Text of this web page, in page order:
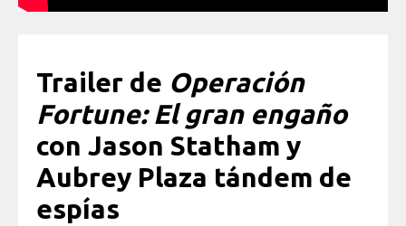
Trailer de Operación
Fortune: El gran engaño
con Jason Statham y
Aubrey Plaza tándem de
espías